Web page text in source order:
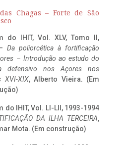
Chagas – Forte de São
do IHIT, Vol. XLV, Tomo II,
Da poliorcética à fortificação
– Introdução ao estudo do
defensivo nos Açores nos
XVI-XIX, Alberto Vieira. (Em
do IHIT, Vol. LI-LII, 1993-1994
DA ILHA TERCEIRA,
Mota. (Em construção)